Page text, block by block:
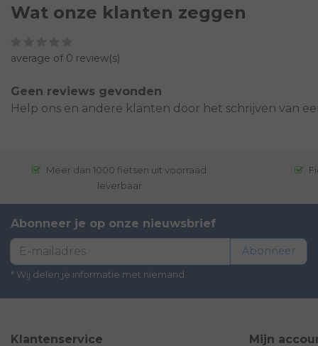
Wat onze klanten zeggen
average of 0 review(s)
Geen reviews gevonden
Help ons en andere klanten door het schrijven van
Meer dan 1000 fietsen uit voorraad
leverbaar
Abonneer je op onze nieuwsbrief
Abonneer
* Wij delen je informatie met niemand.
Klantenservice Mijn